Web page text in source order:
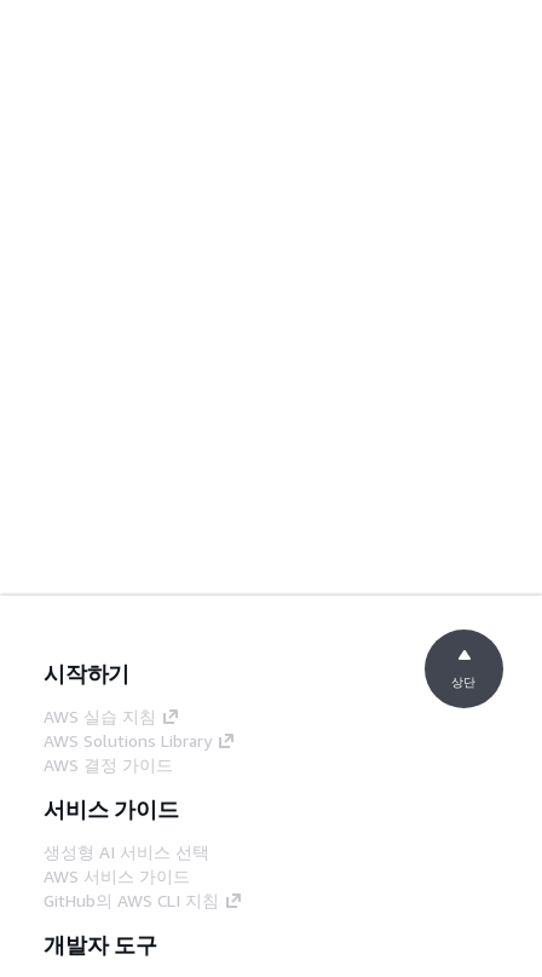
시작하기
AWS 실습 지침
AWS Solutions Library
AWS 결정 가이드
서비스 가이드
생성형 AI 서비스 선택
AWS 서비스 가이드
GitHub의 AWS CLI 지침
개발자 도구
상단